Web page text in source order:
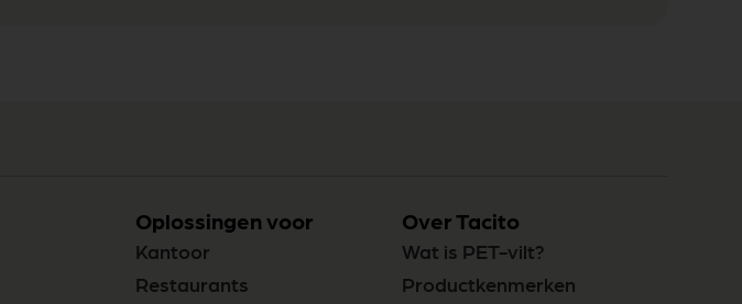
Oplossingen voor
Kantoor
Restaurants
Over Tacito
Wat is PET-vilt?
Productkenmerken